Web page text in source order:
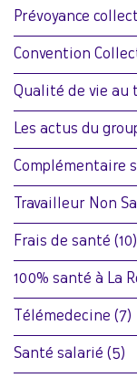
Prévoyance
Convention
Qualité de vie au
Les actus du
Complémentaire
Travailleur Non
Frais de santé (10)
100% santé à La
Télémedecine (7)
Santé salarié (5)